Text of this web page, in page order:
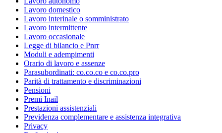
Lavoro domestico
Lavoro interinale o somministrato
Lavoro intermittente
Lavoro occasionale
Legge di bilancio e Pnrr
Moduli e adempimenti
Orario di lavoro e assenze
Parasubordinati: co.co.co e co.co.pro
Parità di trattamento e discriminazioni
Pensioni
Premi Inail
Prestazioni assistenziali
Previdenza complementare e assistenza integrativa
Privacy